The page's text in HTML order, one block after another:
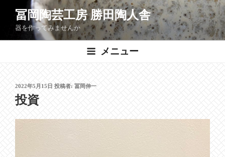
ン
へ
ス
キ
ッ
プ
冨岡陶芸工房 勝田陶人舎
器を作ってみませんか
メニュー
投
稿
日:
2022年5月15日投稿者:冨岡伸一
投資